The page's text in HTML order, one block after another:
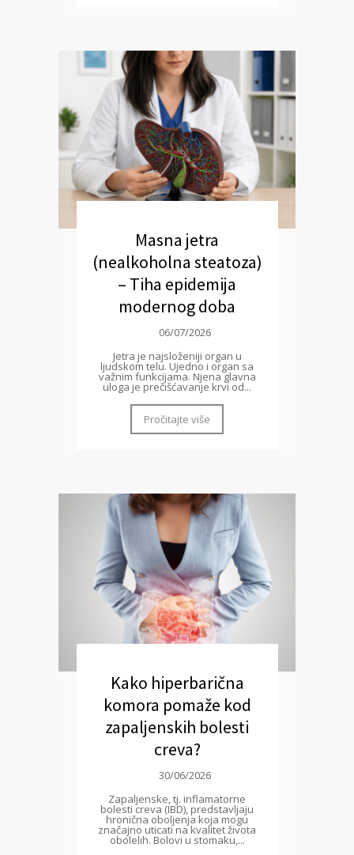
Masna jetra
(nealkoholna steatoza)
– Tiha epidemija
modernog doba
06/07/2026
Jetra je najsloženiji organ u
ljudskom telu. Ujedno i organ sa
važnim funkcijama. Njena glavna
uloga je prečišćavanje krvi od...
Pročitajte više
Kako hiperbarična
komora pomaže kod
zapaljenskih bolesti
creva?
30/06/2026
Zapaljenske, tj. inflamatorne
bolesti creva (IBD), predstavljaju
hronična oboljenja koja mogu
značajno uticati na kvalitet života
obolelih. Bolovi u stomaku,...